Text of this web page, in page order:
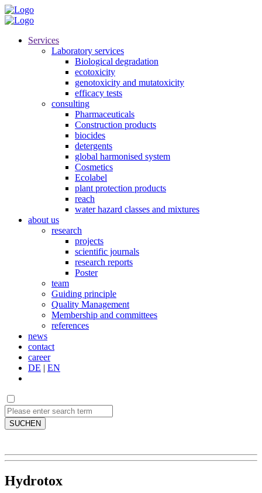
Services
Laboratory services
Biological degradation
ecotoxicity
genotoxicity and mutatoxicity
efficacy tests
consulting
Pharmaceuticals
Construction products
biocides
detergents
global harmonised system
Cosmetics
Ecolabel
plant protection products
reach
water hazard classes and mixtures
about us
research
projects
scientific journals
research reports
Poster
team
Guiding principle
Quality Management
Membership and committees
references
news
contact
career
DE | EN
SUCHEN
Hydrotox